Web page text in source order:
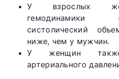
У взрослых
гемодинамики
систолический
ниже, чем у мужчин.
У женщин
артериального